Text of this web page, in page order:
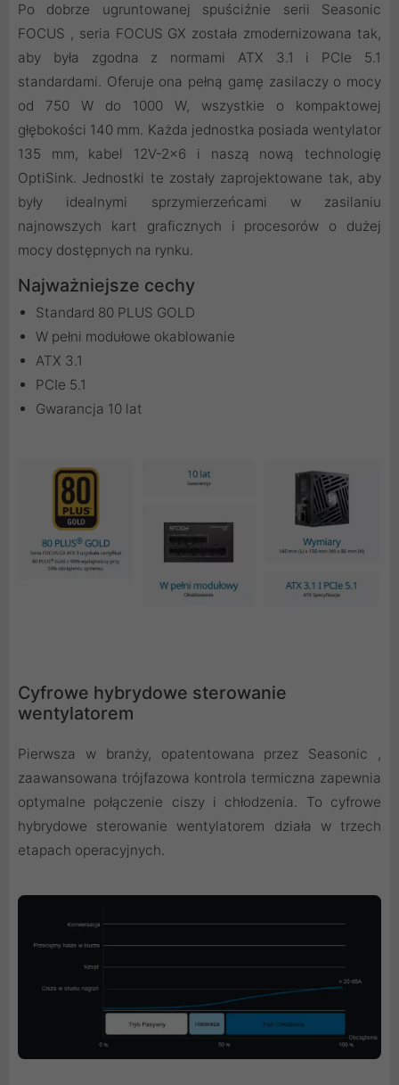
Po dobrze ugruntowanej spuściźnie serii Seasonic
FOCUS , seria FOCUS GX została zmodernizowana tak,
aby była zgodna z normami ATX 3.1 i PCIe 5.1
standardami. Oferuje ona pełną gamę zasilaczy o mocy
od 750 W do 1000 W, wszystkie o kompaktowej
głębokości 140 mm. Każda jednostka posiada wentylator
135 mm, kabel 12V-2×6 i naszą nową technologię
OptiSink. Jednostki te zostały zaprojektowane tak, aby
były idealnymi sprzymierzeńcami w zasilaniu
najnowszych kart graficznych i procesorów o dużej
mocy dostępnych na rynku.
Najważniejsze cechy
Standard 80 PLUS GOLD
W pełni modułowe okablowanie
ATX 3.1
PCIe 5.1
Gwarancja 10 lat
Cyfrowe hybrydowe sterowanie
wentylatorem
Pierwsza w branży, opatentowana przez Seasonic ,
zaawansowana trójfazowa kontrola termiczna zapewnia
optymalne połączenie ciszy i chłodzenia. To cyfrowe
hybrydowe sterowanie wentylatorem działa w trzech
etapach operacyjnych.